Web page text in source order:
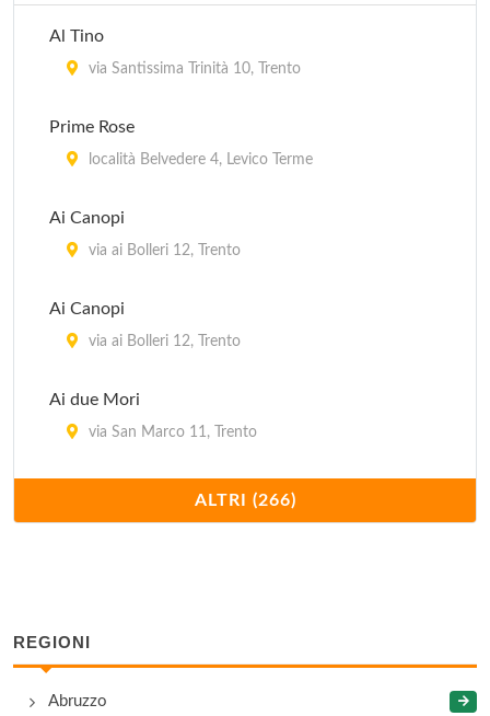
Al Tino
via Santissima Trinità 10, Trento
Prime Rose
località Belvedere 4, Levico Terme
Ai Canopi
via ai Bolleri 12, Trento
Ai Canopi
via ai Bolleri 12, Trento
Ai due Mori
via San Marco 11, Trento
via dei Cappuccini 71, Trento
Al Vo'
vicolo del Vo' 11, Trento
ALTRI (266)
REGIONI
Abruzzo